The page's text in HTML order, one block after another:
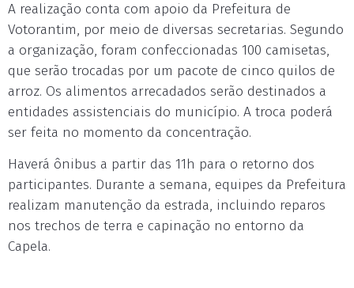
A realização conta com apoio da Prefeitura de
Votorantim, por meio de diversas secretarias. Segundo
a organização, foram confeccionadas 100 camisetas,
que serão trocadas por um pacote de cinco quilos de
arroz. Os alimentos arrecadados serão destinados a
entidades assistenciais do município. A troca poderá
ser feita no momento da concentração.
Haverá ônibus a partir das 11h para o retorno dos
participantes. Durante a semana, equipes da Prefeitura
realizam manutenção da estrada, incluindo reparos
nos trechos de terra e capinação no entorno da
Capela.